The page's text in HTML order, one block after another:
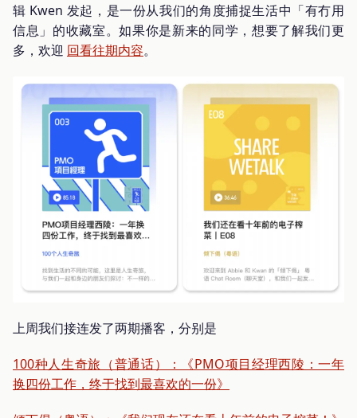
辑 Kwen 发起，是一份从我们的角度捕捉生活中「有冇用
信息」的收藏室。如果你是新来的同学，想要了解我们更
多，欢迎 回看往期内容。
上周我们接连发了两期播客，分别是
100种人生奇旅（普通话）：《PMO项目经理西陵：一年
换四份工作，终于找到最喜欢的一份》